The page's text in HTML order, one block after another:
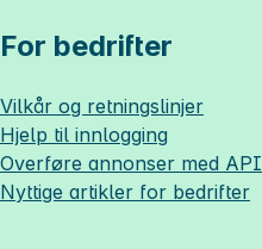
For bedrifter
Vilkår og retningslinjer
Hjelp til innlogging
Overføre annonser med API
Nyttige artikler for bedrifter